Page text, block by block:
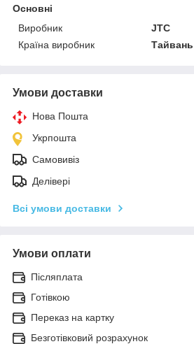
Основні
Виробник
JTC
Країна виробник
Тайвань
Умови доставки
Нова Пошта
Укрпошта
Самовивіз
Делівері
Всі умови доставки
Умови оплати
Післяплата
Готівкою
Переказ на картку
Безготівковий розрахунок